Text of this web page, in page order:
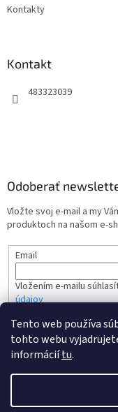
Tento web používa
tohto webu
informáciítu.
Kontakty
Kontakt
483323039
Odoberať
Vložte svoj e-mail a my
produktoch na našom e-
Email
Vložením e-mailu
údajov
PRIHLÁSIŤ SA